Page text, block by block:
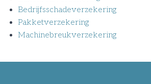
Bedrijfsschadeverzekering
Pakketverzekering
Machinebreukverzekering